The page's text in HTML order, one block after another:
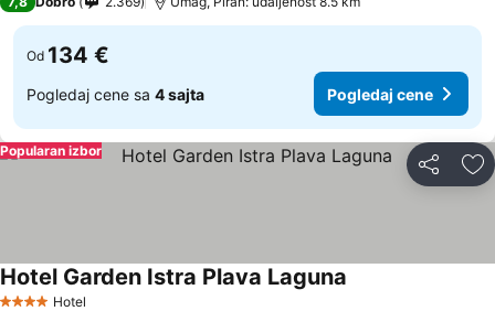
Od 134 €
Pogledaj cene sa 4 sajta Pogledaj cene
Deli
Popularan izbor
Hotel
Hotel Garden Istra Plava Laguna